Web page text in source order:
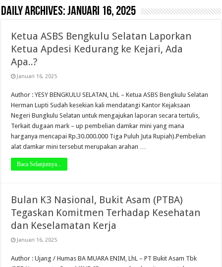
Daily Archives:Januari 16, 2025
Ketua ASBS Bengkulu Selatan Laporkan
Ketua Apdesi Kedurang ke Kejari, Ada
Apa..?
Januari 16, 2025
Author : YESY BENGKULU SELATAN, LhL – Ketua ASBS Bengkulu Selatan
Herman Lupti Sudah kesekian kali mendatangi Kantor Kejaksaan
Negeri Bungkulu Selatan untuk mengajukan laporan secara tertulis,
Terkait dugaan mark – up pembelian damkar mini yang mana
harganya mencapai Rp.30.000.000 Tiga Puluh Juta Rupiah).Pembelian
alat damkar mini tersebut merupakan arahan …
Baca Selanjutnya...
Bulan K3 Nasional, Bukit Asam (PTBA)
Tegaskan Komitmen Terhadap Kesehatan
dan Keselamatan Kerja
Januari 16, 2025
Author : Ujang / Humas BA MUARA ENIM, LhL – PT Bukit Asam Tbk